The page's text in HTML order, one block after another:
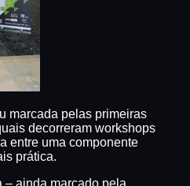
marcada pelas primeiras
decorreram workshops
entre uma componente
prática.